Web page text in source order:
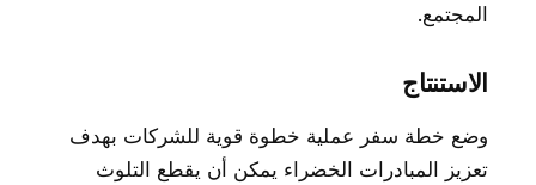
المجتمع.
الاستنتاج
وضع خطة سفر عملية خطوة قوية للشركات بهدف
تعزيز المبادرات الخضراء يمكن أن يقطع التلوث